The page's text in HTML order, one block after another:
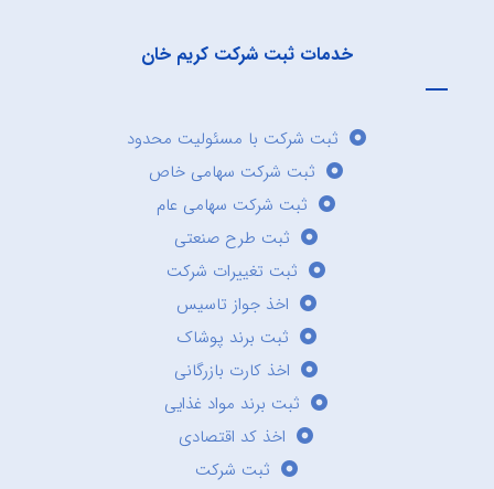
خدمات ثبت شرکت کریم خان
ثبت شرکت با مسئولیت محدود
ثبت شرکت سهامی خاص
ثبت شرکت سهامی عام
ثبت طرح صنعتی
ثبت تغییرات شرکت
اخذ جواز تاسیس
ثبت برند پوشاک
اخذ کارت بازرگانی
ثبت برند مواد غذایی
اخذ کد اقتصادی
ثبت شرکت